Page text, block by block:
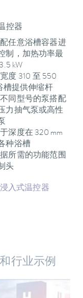
控器
任意浴槽容器进
制，加热功率最
kW
度 310 至 550
槽提供伸缩杆
同型号的泵搭配
力抽气泵或高性
深度在 320 mm
种浴槽
所需的功能范围
头
入式温控器
行业示例